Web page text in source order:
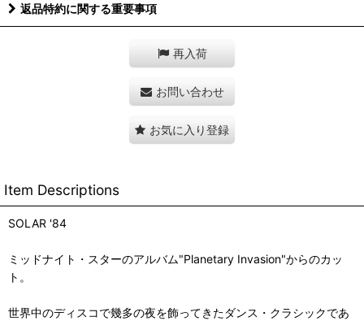
返品特約に関する重要事項
再入荷
お問い合わせ
お気に入り登録
Item Descriptions
SOLAR '84
ミッドナイト・スターのアルバム"Planetary Invasion"からのカッ
ト。
世界中のディスコで幾多の夜を飾ってきたダンス・クラシックであ